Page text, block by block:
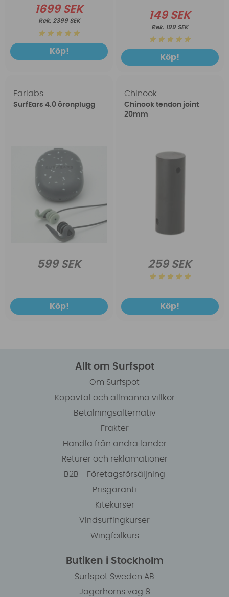
1699 SEK
2399 SEK
Köp!
149 SEK
199 SEK
Köp!
Earlabs
SurfEars 4.0 öronplugg
599 SEK
Köp!
Chinook
Chinook tendon joint
20mm
259 SEK
Köp!
Allt om Surfspot
Om Surfspot
Köpavtal och allmänna villkor
Betalningsalternativ
Frakter
Handla från andra länder
Returer och reklamationer
B2B - Företagsförsäljning
Prisgaranti
Kitekurser
Vindsurfingkurser
Wingfoilkurs
Butiken i Stockholm
Surfspot Sweden AB
Jägerhorns väg 8